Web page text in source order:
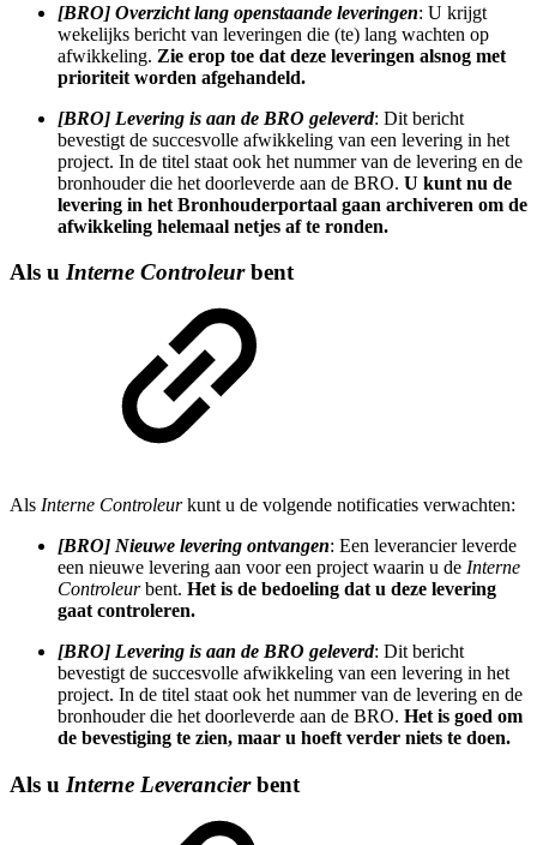
[BRO] Overzicht lang openstaande leveringen: U krijgt
wekelijks bericht van leveringen die (te) lang wachten op
afwikkeling. Zie erop toe dat deze leveringen alsnog met
prioriteit worden afgehandeld.
[BRO] Levering is aan de BRO geleverd: Dit bericht
bevestigt de succesvolle afwikkeling van een levering in het
project. In de titel staat ook het nummer van de levering en de
bronhouder die het doorleverde aan de BRO. U kunt nu de
levering in het Bronhouderportaal gaan archiveren om de
afwikkeling helemaal netjes af te ronden.
Als u Interne Controleurbent
Als Interne Controleurkunt u de volgende notificaties verwachten:
[BRO] Nieuwe levering ontvangen: Een leverancier leverde
een nieuwe levering aan voor een project waarin u de Interne
Controleurbent. Het is de bedoeling dat u deze levering
gaat controleren.
[BRO] Levering is aan de BRO geleverd: Dit bericht
bevestigt de succesvolle afwikkeling van een levering in het
project. In de titel staat ook het nummer van de levering en de
bronhouder die het doorleverde aan de BRO. Het is goed om
de bevestiging te zien, maar u hoeft verder niets te doen.
Als u Interne Leverancierbent